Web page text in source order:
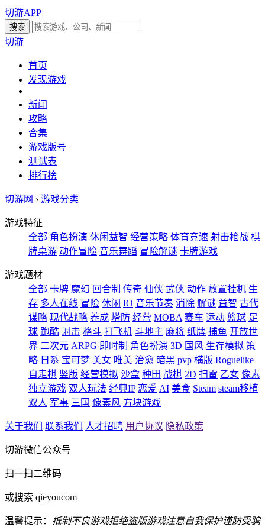
切游APP
切游
首页
发现游戏
新闻
攻略
合集
游戏版号
测试表
排行榜
切游网 › 游戏分类
游戏特征
全部 角色扮演 休闲益智 经营策略 体育竞速 射击枪战 棋
牌桌游 动作冒险 音乐舞蹈 冒险解谜 卡牌游戏
游戏题材
全部 卡牌 魔幻 回合制 传奇 仙侠 武侠 动作 放置挂机 生
存 多人在线 冒险 休闲 IO 音乐节奏 消除 解谜 益智 古代
谋略 现代战略 养成 塔防 经营 MOBA 赛车 运动 篮球 足
球 跑酷 射击 格斗 打飞机 斗地主 麻将 纸牌 捕鱼 开放世
界 二次元 ARPG 即时制 角色扮演 3D 国风 生存模拟 策
略 日系 宝可梦 美女 唯美 治愈 暗黑 pvp 横版 Roguelike
自走棋 竖版 经营模拟 沙盒 种田 战棋 2D 扫雷 乙女 像素
独立游戏 双人玩法 经典IP 恋爱 AI 美食 Steam steam移植
双人 军事 三国 像素风 方块游戏
关于我们 联系我们 人才招聘 用户协议 隐私政策
切游微信公众号
扫一扫二维码
或搜索 qieyoucom
温馨提示： 抵制不良游戏拒绝盗版游戏注意自我保护谨防受骗